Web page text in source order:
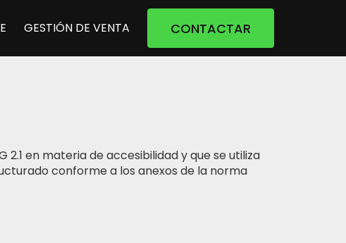
GESTIÓN DE VENTA CONTACTAR
en materia de accesibilidad y que se utiliza
conforme a los anexos de la norma